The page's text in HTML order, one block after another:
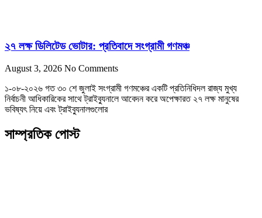
২৭ লক্ষ ডিলিটেড ভোটার: প্রতিবাদে সংগ্রামী গণমঞ্চ
August 3, 2026 No Comments
১-০৮-২০২৬ গত ৩০ শে জুলাই সংগ্রামী গণমঞ্চের একটি প্রতিনিধিদল রাজ্য মুখ্য
নির্বাচনী আধিকারিকের সাথে ট্রাইব্যুনালে আবেদন করে অপেক্ষারত ২৭ লক্ষ মানুষের
ভবিষ্যৎ নিয়ে এবং ট্রাইব্যুনালগুলোর
সাম্প্রতিক পোস্ট